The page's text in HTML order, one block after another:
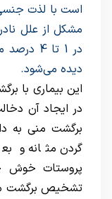
مشکل از علل
در 1 تا
دیده می‌شود.
این بیماری با
در ایجاد آن
برگشت منی به
گردن مثانه و
پروستات خوش
تشخیص برگشت